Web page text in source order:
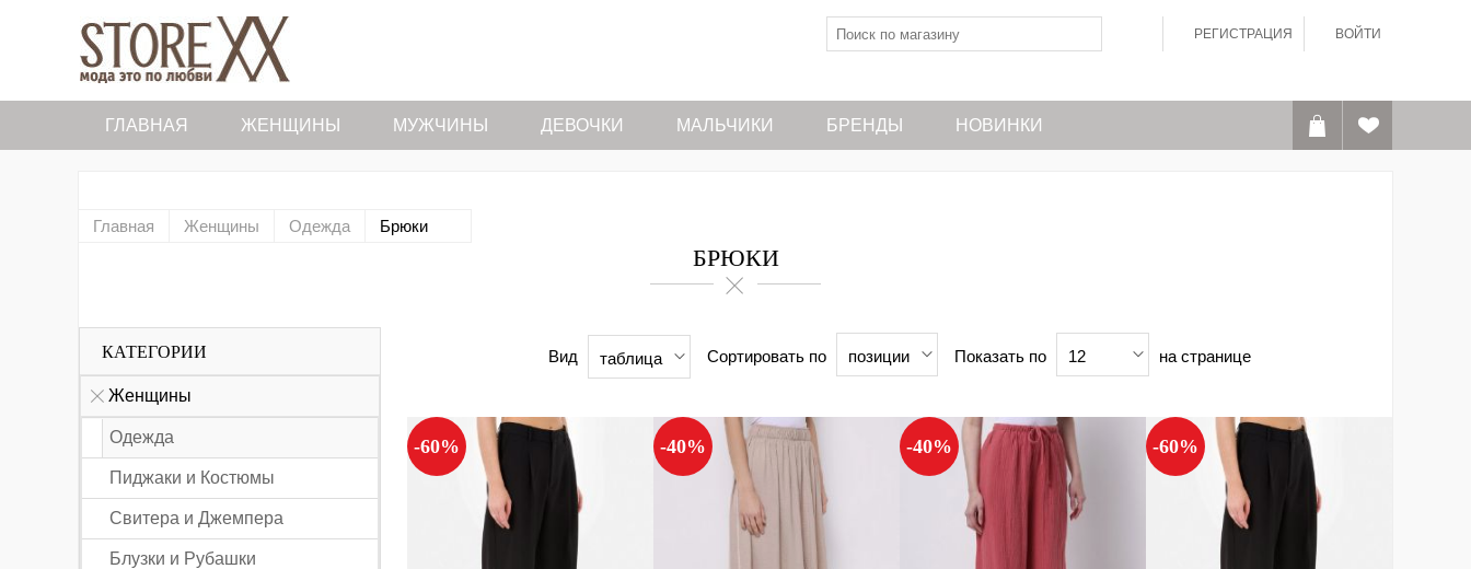
РЕГИСТРАЦИЯ ВОЙТИ
ГЛАВНАЯ ЖЕНЩИНЫ МУЖЧИНЫ ДЕВОЧКИ МАЛЬЧИКИ БРЕНДЫ НОВИНКИ
Главная Женщины Одежда Брюки
БРЮКИ
Вид таблица Сортировать по позиции Показать по 12 на странице
-60% -40% -40% -60%
КАТЕГОРИИ
Женщины
Одежда
Пиджаки и Костюмы
Свитера и Джемпера
Блузки и Рубашки